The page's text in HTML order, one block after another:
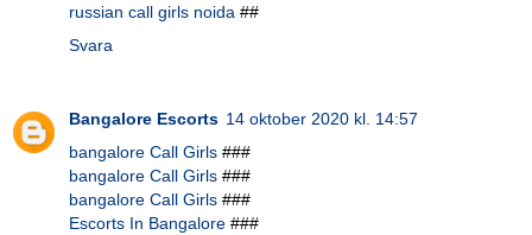
russian call girls noida ##
Svara
Bangalore Escorts 14 oktober 2020 kl. 14:57
bangalore Call Girls ###
bangalore Call Girls ###
bangalore Call Girls ###
Escorts In Bangalore ###